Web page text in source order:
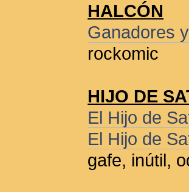
HALCÓN
Ganadores
rockomic
HIJO DE
El Hijo de
El Hijo de
gafe, inútil,